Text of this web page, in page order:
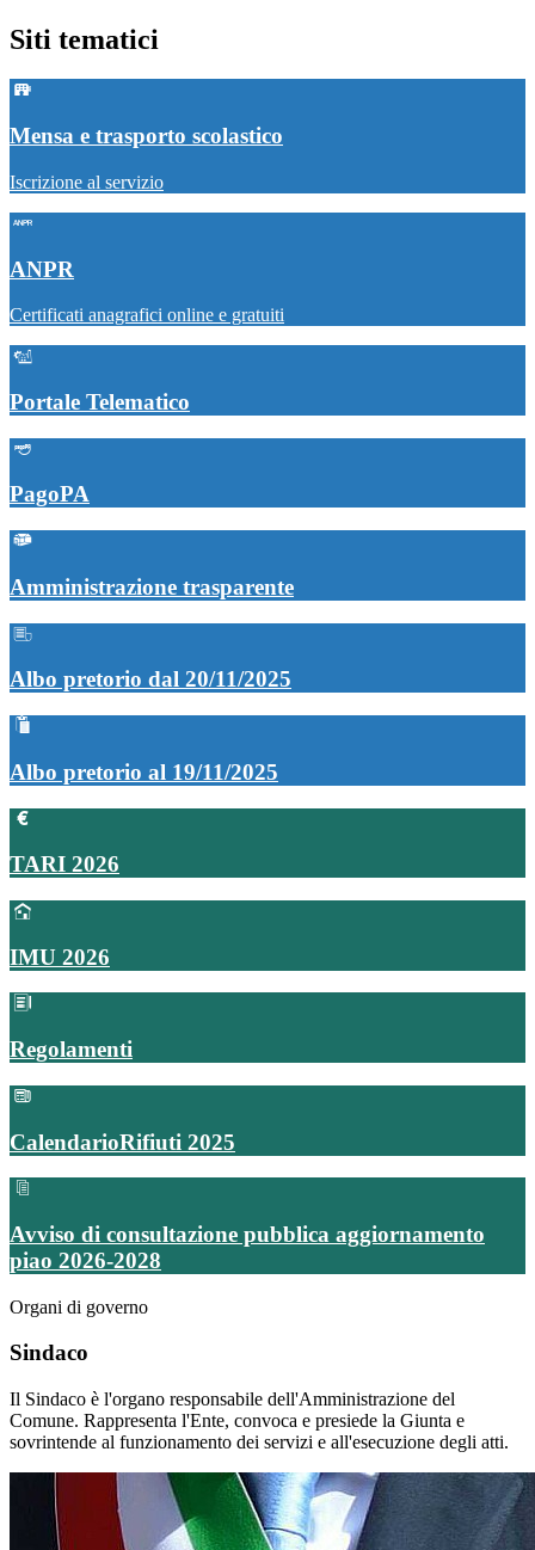
Siti tematici
Mensa e trasporto scolastico
Iscrizione al servizio
ANPR
Certificati anagrafici online e gratuiti
Portale Telematico
PagoPA
Amministrazione trasparente
Albo pretorio dal 20/11/2025
Albo pretorio al 19/11/2025
TARI 2026
IMU 2026
Regolamenti
CalendarioRifiuti 2025
Avviso di consultazione pubblica aggiornamento
piao 2026-2028
Organi di governo
Sindaco
Il Sindaco è l'organo responsabile dell'Amministrazione del
Comune. Rappresenta l'Ente, convoca e presiede la Giunta e
sovrintende al funzionamento dei servizi e all'esecuzione degli atti.